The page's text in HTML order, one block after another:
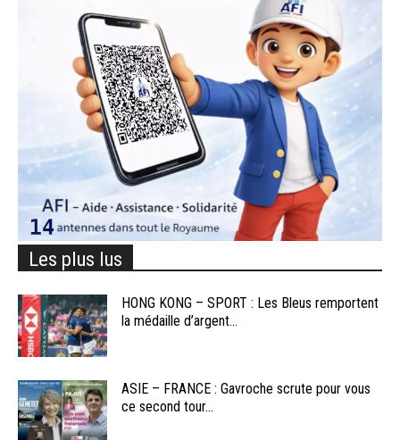
Les plus lus
HONG KONG – SPORT : Les Bleus remportent
la médaille d’argent...
ASIE – FRANCE : Gavroche scrute pour vous
ce second tour...